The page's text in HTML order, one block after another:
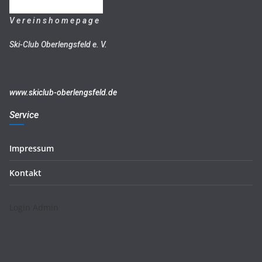
V e r e i n s h o m e p a g e
Ski-Club Oberlengsfeld e. V.
www.skiclub-oberlengsfeld.de
Service
Impressum
Kontakt